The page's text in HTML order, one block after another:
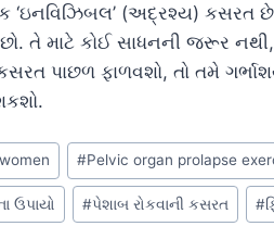
(અદ્રશ્ય) કસરત છે
તે માટે કોઈ સાધનની જરૂર
પાછળ ફાળવશો, તો તમે
#Pelvic organ prolapse
ઉપાયો #પેશાબ રોકવાની કસરત #